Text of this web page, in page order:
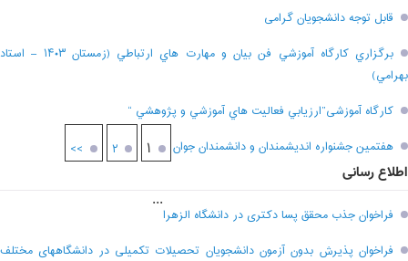
قابل توجه دانشجویان گرامی
برگزاري کارگاه آموزشي فن بيان و مهارت هاي ارتباطي (زمستان ۱۴۰۳ – استاد
بهرامي)
کارگاه آموزشی”ارزيابي فعاليت هاي آموزشي و پژوهشي “
هفتمين جشنواره انديشمندان و دانشمندان جوان
۱ ۲ >>
اطلاع رسانی
فراخوان جذب محقق پسا دکتری در دانشگاه الزهرا
فراخوان پذیرش بدون آزمون دانشجویان تحصیلات تکمیلی در دانشگاههای مختلف
...